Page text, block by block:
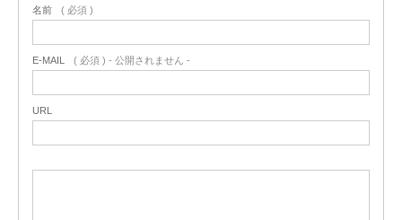
名前 ( 必須 )
E-MAIL ( 必須 ) - 公開されません -
URL